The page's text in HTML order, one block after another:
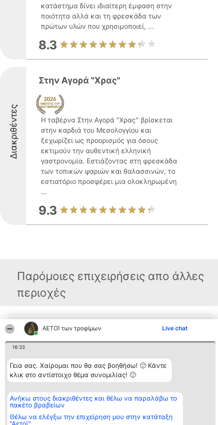
ΑΕΤΟΊ των τροφίμων Live chat
16:33
Γεια σας. Χαίρομαι που θα σας βοηθήσω! 🙂 Κάντε
κλικ στο αντίστοιχο θέμα συνομιλίας! 🙂
Ανήκω στους διακριθέντες και θέλω να παραλάβω το
πακέτο βραβείων
Θέλω να ελέγξω την επιχείρηση μου στην κατάταξη
κατάστημα δίνει ιδιαίτερη έμφαση στην
ποιότητα αλλά και τη φρεσκάδα των
πρώτων υλών που χρησιμοποιεί, ...
8.3
Διακριθέντες
Στην Αγορά "Χρας"
Η ταβέρνα Στην Αγορά "Χρας" βρίσκεται
στην καρδιά του Μεσολογγίου και
ξεχωρίζει ως προορισμός για όσους
εκτιμούν την αυθεντική ελληνική
γαστρονομία. Εστιάζοντας στη φρεσκάδα
των τοπικών ψαριών και θαλασσινών, το
εστιατόριο προσφέρει μια ολοκληρωμένη
...
9.3
Παρόμοιες επιχειρήσεις απο άλλες
περιοχές
Διοργανωτής της
κατάταξης
Μονοπρόσωπη ΙΚΕ
2104128019
email:
aetoi@beautifulcompany.co
Κατάταξη
Διακριθέντες
Όροι &
προϋποθέσεις
ΠΟΛΙΤΙΚΗ
Επικοινωνία
Επικοινωνία